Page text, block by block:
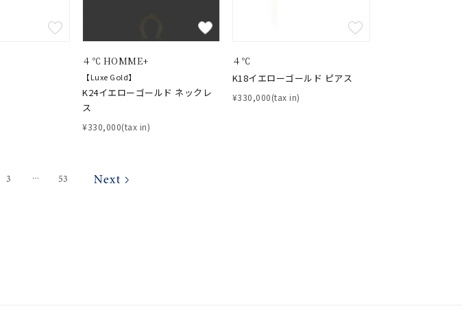
４℃ HOMME+
【Luxe Gold】
K24イエローゴールド ネックレ
ス
¥330,000(tax in)
４℃
K18イエローゴールド ピアス
¥330,000(tax in)
3 ⋯ 53